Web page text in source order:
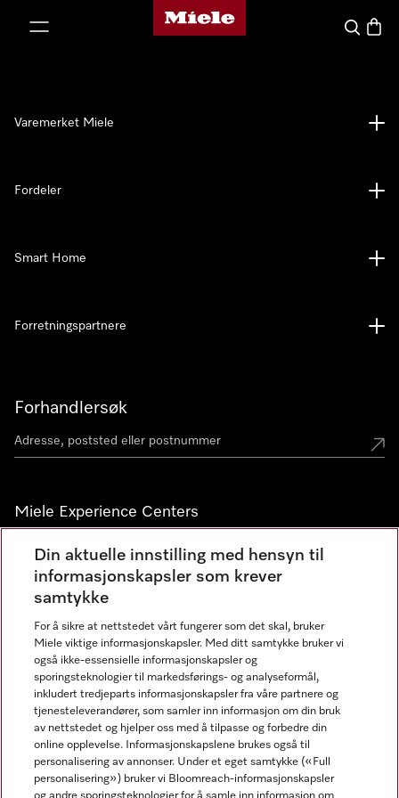
Mieles hjemmeside
Søk
Forhandlersøk
Miele Experience Centers
Miele Experience Center Nesbru
Miele Outlet Nesbru
Nyhetsbrev
Varemerket Miele
Fordeler
Smart Home
Forretningspartnere
Din aktuelle innstilling med hensyn til
informasjonskapsler som krever
samtykke
For å sikre at nettstedet vårt fungerer som det skal, bruker
Miele viktige informasjonskapsler. Med ditt samtykke bruker vi
også ikke-essensielle informasjonskapsler og
sporingsteknologier til markedsførings- og analyseformål,
inkludert tredjeparts informasjonskapsler fra våre partnere og
tjenesteleverandører, som samler inn informasjon om din bruk
av nettstedet og hjelper oss med å tilpasse og forbedre din
online opplevelse. Informasjonskapslene brukes også til
personalisering av annonser. Under et eget samtykke («Full
personalisering») bruker vi Bloomreach-informasjonskapsler